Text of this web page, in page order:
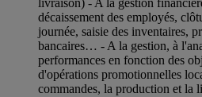
livraison) - A la gestion
décaissement des employés,
journée, saisie des inventaires,
bancaires… - A la gestion, à
performances en fonction des
d'opérations promotionnelles
commandes, la production et la